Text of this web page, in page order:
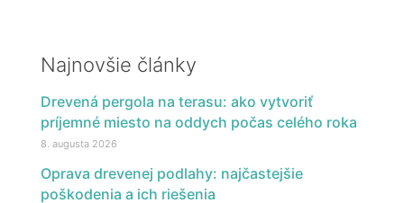
Najnovšie články
Drevená pergola na terasu: ako vytvoriť
príjemné miesto na oddych počas celého roka
8. augusta 2026
Oprava drevenej podlahy: najčastejšie
poškodenia a ich riešenia